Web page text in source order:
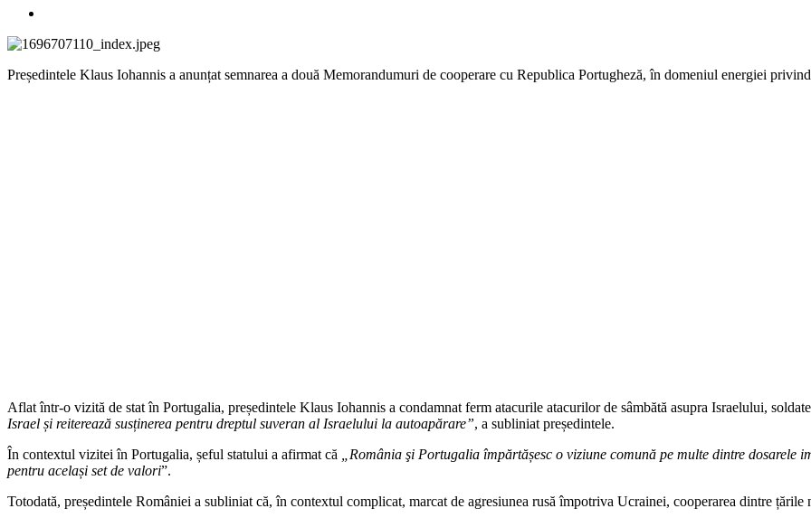
Președintele Klaus Iohannis a anunțat semnarea a două Memorandumuri de cooperare cu Republica Portugheză, în domeniul energiei
Aflat într-o vizită de stat în Portugalia, președintele Klaus Iohannis a condamnat ferm atacurile atacurilor de sâmbătă asupra Israelului,
Israel și reiterează susținerea pentru dreptul suveran al Israelului la autoapărare”, a subliniat președintele.
În contextul vizitei în Portugalia, șeful statului a afirmat că „România şi Portugalia împărtășesc o viziune comună pe multe dintre dosarele
pentru același set de valori”.
Totodată, președintele României a subliniat că, în contextul complicat, marcat de agresiunea rusă împotriva Ucrainei, cooperarea dintre